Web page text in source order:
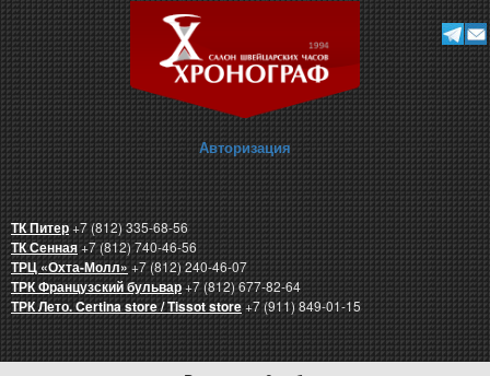
Авторизация
ТК Питер+7 (812) 335-68-56
ТК Сенная+7 (812) 740-46-56
ТРЦ «Охта-Молл»+7 (812) 240-46-07
ТРК Французский бульвар+7 (812) 677-82-64
ТРК Лето. Certina store / Tissot store+7 (911) 849-01-15